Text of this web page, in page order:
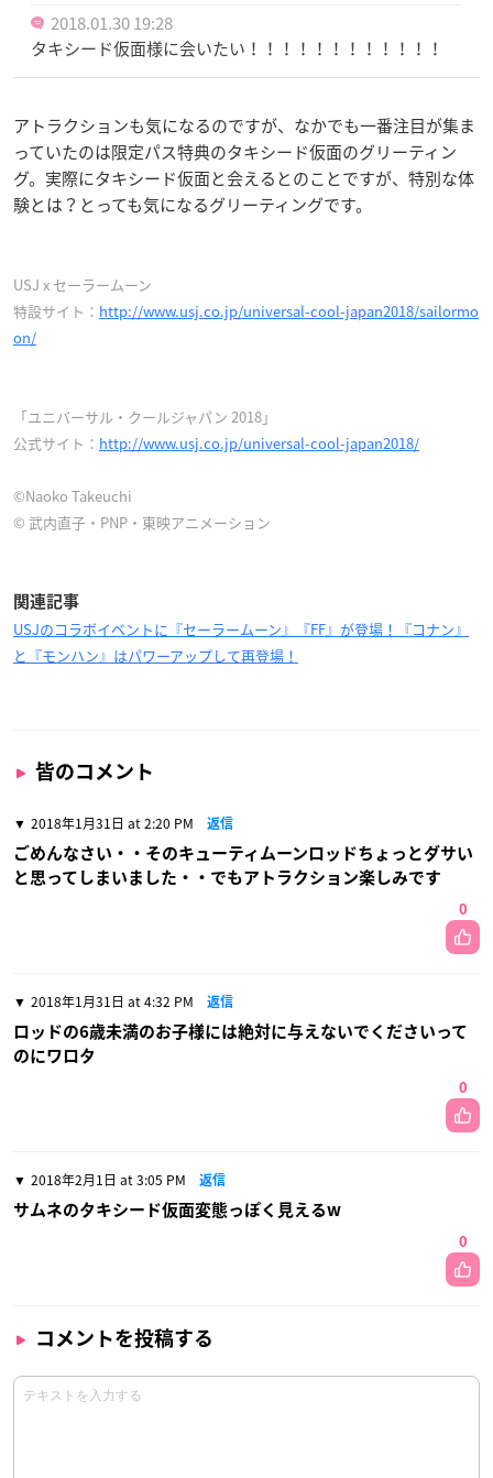
2018.01.30 19:28
タキシード仮面様に会いたい！！！！！！！！！！！！
アトラクションも気になるのですが、なかでも一番注目が集ま
っていたのは限定パス特典のタキシード仮面のグリーティン
グ。実際にタキシード仮面と会えるとのことですが、特別な体
験とは？とっても気になるグリーティングです。
USJ x セーラームーン
特設サイト： http://www.usj.co.jp/universal-cool-japan2018/sailormo
on/
「ユニバーサル・クールジャパン 2018」
公式サイト： http://www.usj.co.jp/universal-cool-japan2018/
©Naoko Takeuchi
© 武内直子・PNP・東映アニメーション
関連記事
USJのコラボイベントに『セーラームーン』『FF』が登場！『コナン』
と『モンハン』はパワーアップして再登場！
皆のコメント
2018年1月31日 at 2:20 PM 返信
ごめんなさい・・そのキューティムーンロッドちょっとダサい
と思ってしまいました・・でもアトラクション楽しみです
0
2018年1月31日 at 4:32 PM 返信
ロッドの6歳未満のお子様には絶対に与えないでくださいって
のにワロタ
0
2018年2月1日 at 3:05 PM 返信
サムネのタキシード仮面変態っぽく見えるw
0
コメントを投稿する